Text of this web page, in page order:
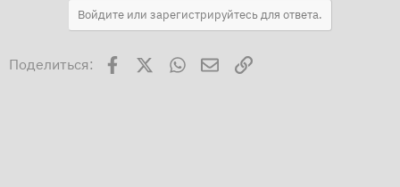
Войдите или зарегистрируйтесь для ответа.
Поделиться: Facebook WhatsAppЭлектронная почта
Ссылка